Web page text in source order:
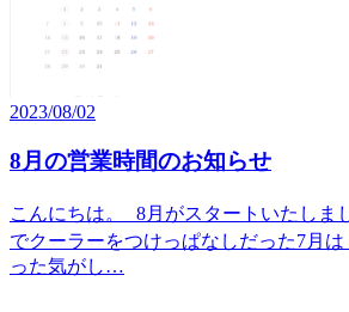
2023/08/02
8月の営業時間のお知らせ
こんにちは。 8月がスタートいたしま
でクーラーをつけっぱなしだった7月
った気がし…